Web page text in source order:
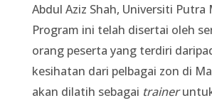
Abdul Aziz Shah, Universiti Putra
Program ini telah disertai oleh
orang peserta yang terdiri
kesihatan dari pelbagai zon di
akan dilatih sebagai trainer